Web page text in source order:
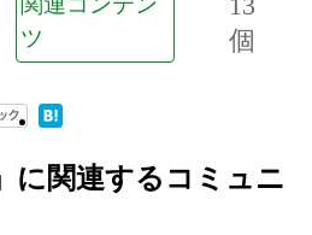
ツ
個
に関連するコミュニ